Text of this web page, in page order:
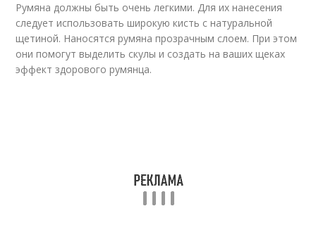
Румяна должны быть очень легкими. Для их нанесения
следует использовать широкую кисть с натуральной
щетиной. Наносятся румяна прозрачным слоем. При этом
они помогут выделить скулы и создать на ваших щеках
эффект здорового румянца.